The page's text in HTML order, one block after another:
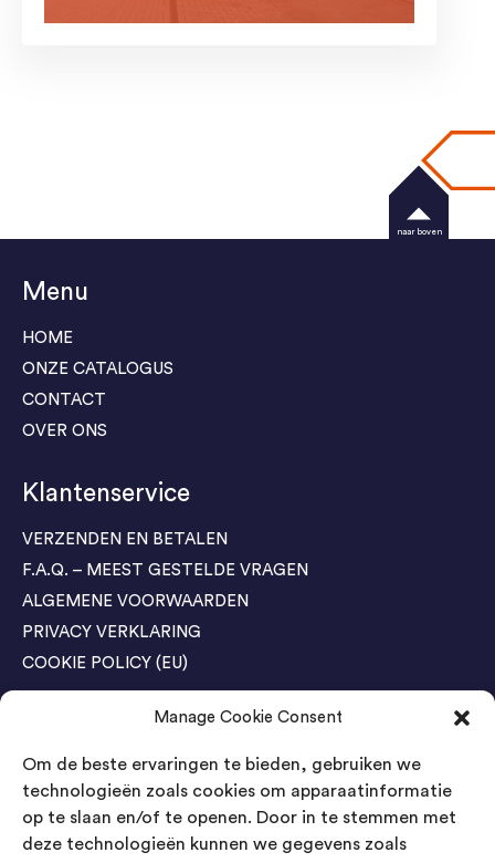
Manage Cookie Consent
Om de beste ervaringen te bieden, gebruiken we
technologieën zoals cookies om apparaatinformatie
op te slaan en/of te openen. Door in te stemmen met
deze technologieën kunnen we gegevens zoals
Menu
HOME
ONZE CATALOGUS
CONTACT
OVER ONS
Klantenservice
VERZENDEN EN BETALEN
F.A.Q. – MEEST GESTELDE VRAGEN
ALGEMENE VOORWAARDEN
PRIVACY VERKLARING
COOKIE POLICY (EU)
Agenda Trade Shows
04-05 November / SVG FAIR Winterswijk
Bestel GRATIS kaarten
Bestel GRATIS kaarten
naar boven